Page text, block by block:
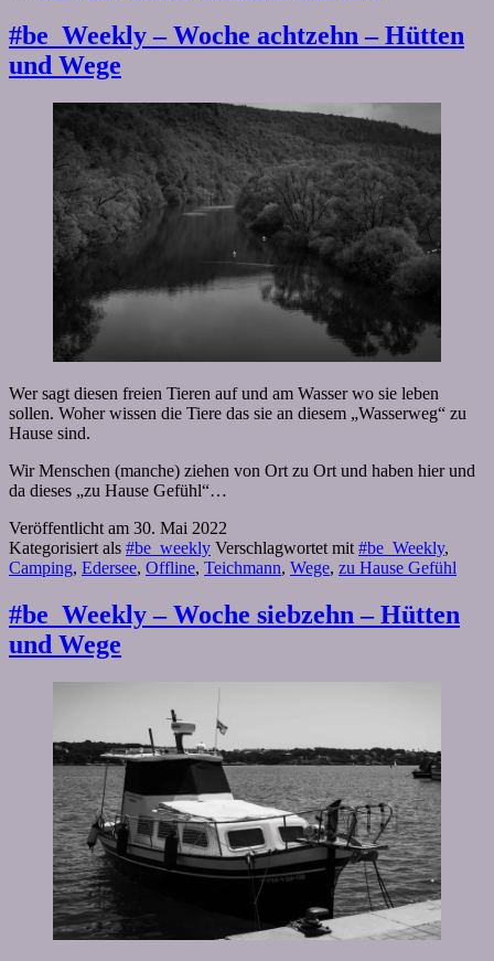
#be_Weekly – Woche achtzehn – Hütten
und Wege
Wer sagt diesen freien Tieren auf und am Wasser wo sie leben
sollen. Woher wissen die Tiere das sie an diesem „Wasserweg“ zu
Hause sind.
Wir Menschen (manche) ziehen von Ort zu Ort und haben hier und
da dieses „zu Hause Gefühl“…
Veröffentlicht am 30. Mai 2022
Kategorisiert als #be_weekly Verschlagwortet mit #be_Weekly,
Camping, Edersee, Offline, Teichmann, Wege, zu Hause Gefühl
#be_Weekly – Woche siebzehn – Hütten
und Wege